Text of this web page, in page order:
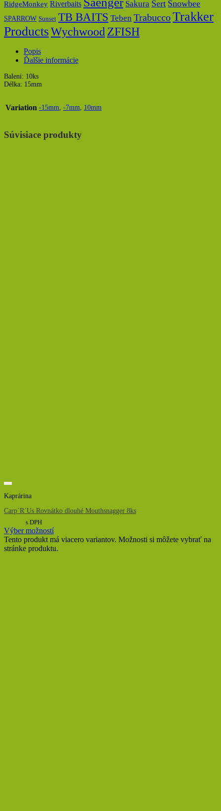
RidgeMonkey Riverbaits Sakura Sert Snowbee
SPARROW Sunset TB BAITS Teben TrabuccoTrakker
ProductsWychwood ZFISH
Popis
Ďalšie informácie
Balení: 10ks
Délka: 15mm
Variation -15mm, -7mm, 10mm
Súvisiace produkty
Kaprárina
Carp´R´Us Rovnátko dlouhé Mouthsnagger 8ks
s DPH
Výber možností
Tento produkt má viacero variantov. Možnosti si môžete vybrať na
stránke produktu.